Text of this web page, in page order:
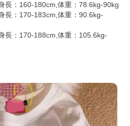
長：160-180cm,体重：78.6kg-90kg
長：170-183cm,体重：90.6kg-
長：170-188cm,体重：105.6kg-